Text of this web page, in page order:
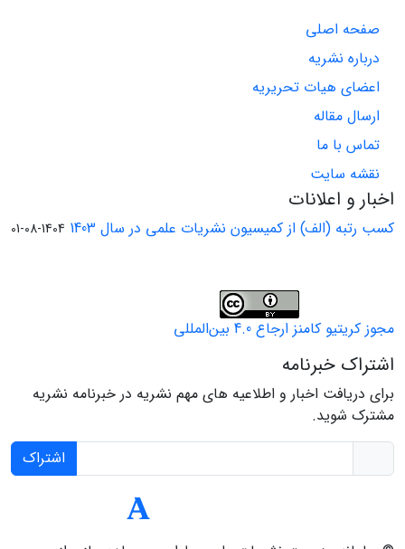
صفحه اصلی
درباره نشریه
اعضای هیات تحریریه
ارسال مقاله
تماس با ما
نقشه سایت
اخبار و اعلانات
کسب رتبه (الف) از کمیسیون نشریات علمی در سال 1403 1404-08-01
مجوز کریتیو کامنز ارجاع 4.0 بین‌المللی
اشتراک خبرنامه
برای دریافت اخبار و اطلاعیه های مهم نشریه در خبرنامه نشریه
مشترک شوید.
اشتراک